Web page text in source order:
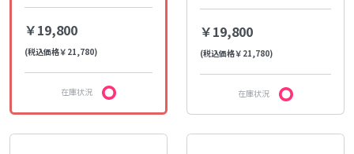
￥19,800
(税込価格￥21,780)
在庫状況
￥19,800
(税込価格￥21,780)
在庫状況